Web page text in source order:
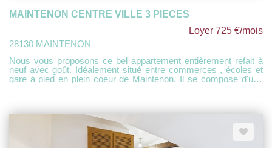
MAINTENON CENTRE VILLE 3 PIECES
Loyer 725 €/mois
28130 MAINTENON
Nous vous proposons ce bel appartement entièrement refait à
neuf avec goût. Idéalement situé entre commerces , écoles et
gare à pied en plein coeur de Maintenon. Il se compose d'une
2026